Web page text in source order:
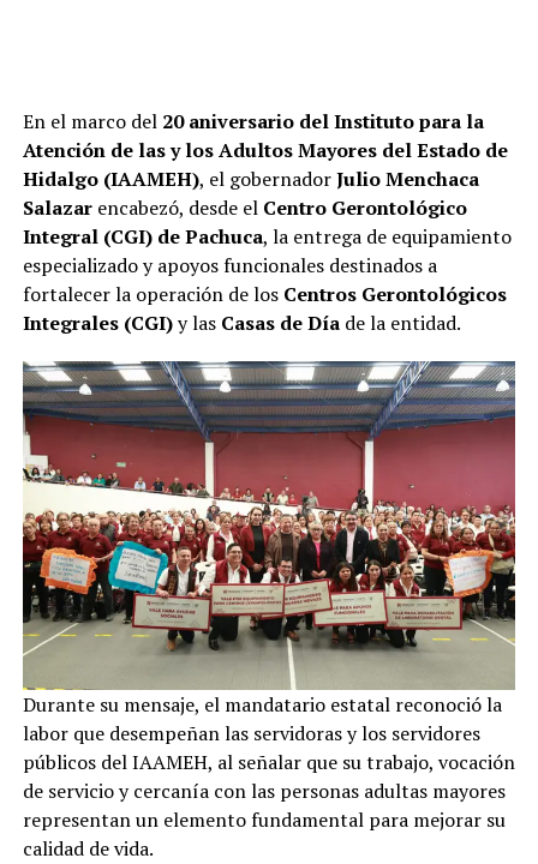
En el marco del 20 aniversario del Instituto para la
Atención de las y los Adultos Mayores del Estado de
Hidalgo (IAAMEH), el gobernadorJulio Menchaca
Salazarencabezó, desde el Centro Gerontológico
Integral (CGI) de Pachuca, la entrega de equipamiento
especializado y apoyos funcionales destinados a
fortalecer la operación de los Centros Gerontológicos
Integrales (CGI)y las Casas de Díade la entidad.
Durante su mensaje, el mandatario estatal reconoció la
labor que desempeñan las servidoras y los servidores
públicos del IAAMEH, al señalar que su trabajo, vocación
de servicio y cercanía con las personas adultas mayores
representan un elemento fundamental para mejorar su
calidad de vida.